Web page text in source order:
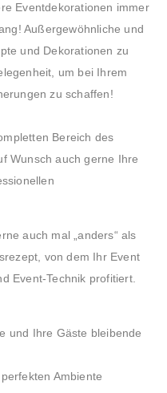
Eventdekorationen immer
Außergewöhnliche und
und Dekorationen zu
um bei Ihrem
zu schaffen!
Bereich des
Wunsch auch gerne Ihre
auch mal „anders“ als
von dem Ihr Event
Event-Technik profitiert.
und Ihre Gäste bleibende
Ambiente